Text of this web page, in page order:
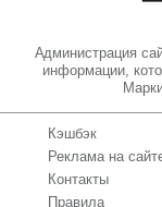
Администрация
информации,
Кэшбэк
Реклама на
Контакты
Правила